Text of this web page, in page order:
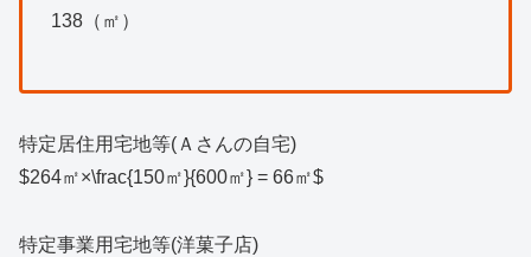
138（㎡）
特定居住用宅地等(Ａさんの自宅)
$264㎡×\frac{150㎡}{600㎡} = 66㎡$
特定事業用宅地等(洋菓子店)